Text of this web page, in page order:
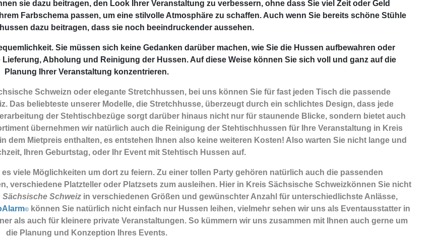
sie dazu beitragen, den Look Ihrer Veranstaltung zu verbessern, ohne dass Sie viel Zeit oder Geld
Farbschema passen, um eine stilvolle Atmosphäre zu schaffen. Auch wenn Sie bereits schöne Stühle
dazu beitragen, dass sie noch beeindruckender aussehen.
Sie müssen sich keine Gedanken darüber machen, wie Sie die Hussen aufbewahren oder
Abholung und Reinigung der Hussen. Auf diese Weise können Sie sich voll und ganz auf die
Planung Ihrer Veranstaltung konzentrieren.
Schweizn oder elegante Stretchhussen, bei uns können Sie für fast jeden Tisch die passende
Das beliebteste unserer Modelle, die Stretchhusse, überzeugt durch ein schlichtes Design, dass jede
der Stehtischbezüge sorgt darüber hinaus nicht nur für staunende Blicke, sondern bietet auch
übernehmen wir natürlich auch die Reinigung der Stehtischhussen für Ihre Veranstaltung in Kreis
Mietpreis enthalten, es entstehen Ihnen also keine weiteren Kosten! Also warten Sie nicht lange und
Ihren Geburtstag, oder Ihr Event mit Stehtisch Hussen auf.
viele Möglichkeiten um dort zu feiern. Zu einer tollen Party gehören natürlich auch die passenden
verschiedene Platzteller oder Platzsets zum ausleihen. Hier in Kreis Sächsische Schweizkönnen Sie nicht
Schweizin verschiedenen Größen und gewünschter Anzahl für unterschiedlichste Anlässe,
© können Sie natürlich nicht einfach nur Hussen leihen, vielmehr sehen wir uns als Eventausstatter in
als auch für kleinere private Veranstaltungen. So kümmern wir uns zusammen mit Ihnen auch gerne um
die Planung und Konzeption Ihres Events.